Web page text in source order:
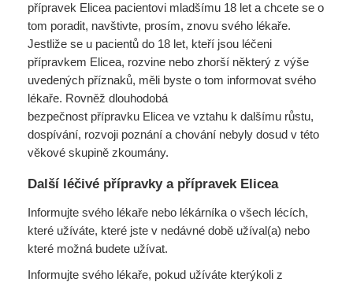
přípravek Elicea pacientovi mladšímu 18 let a chcete se o
tom poradit, navštivte, prosím, znovu svého lékaře.
Jestliže se u pacientů do 18 let, kteří jsou léčeni
přípravkem Elicea, rozvine nebo zhorší některý z výše
uvedených příznaků, měli byste o tom informovat svého
lékaře. Rovněž dlouhodobá
bezpečnost přípravku Elicea ve vztahu k dalšímu růstu,
dospívání, rozvoji poznání a chování nebyly dosud v této
věkové skupině zkoumány.
Další léčivé přípravky a přípravek Elicea
Informujte svého lékaře nebo lékárníka o všech lécích,
které užíváte, které jste v nedávné době užíval(a) nebo
které možná budete užívat.
Informujte svého lékaře, pokud užíváte kterýkoli z